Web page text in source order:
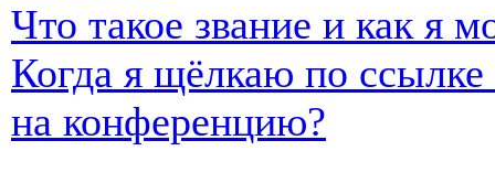
Что такое звание и как я
Когда я щёлкаю по
на конференцию?